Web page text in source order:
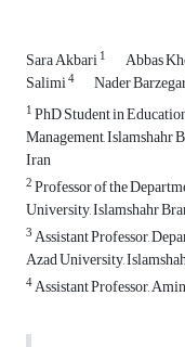
Sara Akbari1 Abbas
Salimi4 Nader
1PhD Student in
Management, Islamshahr
Iran
2Professor of the
University, Islamshahr
3Assistant Professor,
Azad University,
4Assistant Professor,